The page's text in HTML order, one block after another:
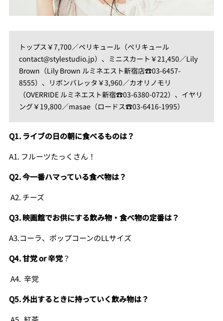
トップス￥7,700／ペリキュール（ぺリキュール
contact@stylestudio.jp）、ミニスカート￥21,450／Lily
Brown（Lily Brown ルミネエスト新宿店☎03-6457-
8555）、リボンバレッタ￥3,960／カオリノモリ
（OVERRIDE ルミネエスト新宿☎03-6380-0722）、イヤリ
ング￥19,800／masae（ロードス☎03-6416-1995）
Q1. ライブの日の朝に食べるものは？
A1. フルーツたっくさん！
Q2. 今一番ハマっている食べ物は？
A2. チーズ
Q3. 映画館でお供にする飲み物・食べ物の定番は？
A3.コーラ、ポップコーンのLLサイズ
Q4. 甘党 or 辛党？
A4. 辛党
Q5. 外出するときに持っていく飲み物は？